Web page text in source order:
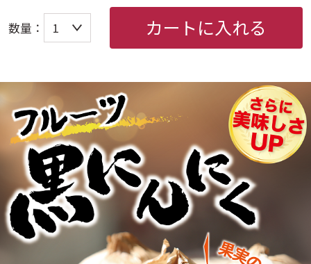
数量： カートに入れる